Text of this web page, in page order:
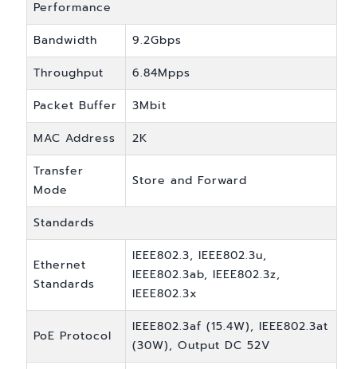
Performance
Bandwidth
9.2Gbps
Throughput
6.84Mpps
Packet Buffer
3Mbit
MAC Address
2K
Transfer
Mode
Store and Forward
Standards
Ethernet
Standards
IEEE802.3, IEEE802.3u,
IEEE802.3ab, IEEE802.3z,
IEEE802.3x
PoE Protocol
IEEE802.3af (15.4W), IEEE802.3at
(30W), Output DC 52V